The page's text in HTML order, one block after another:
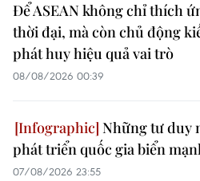
Để ASEAN không chỉ thích
thời đại, mà còn chủ động
phát huy hiệu quả vai trò
08/08/2026 00:39
Những tư duy
phát triển quốc gia biển
07/08/2026 23:55